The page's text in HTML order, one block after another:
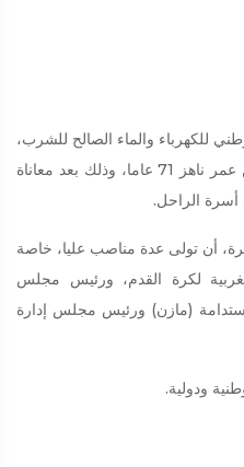
للكهرباء والماء الصالح للشرب،
علي الفاسي الفهري، اليوم الأحد عن عمر ناهز 71 عاما، وذلك بعد معاناة
الراحل.
أن تولى عدة مناصب عليا، خاصة
لكرة القدم، ورئيس مجلس
(مازن) ورئيس مجلس إدارة
ودولية.